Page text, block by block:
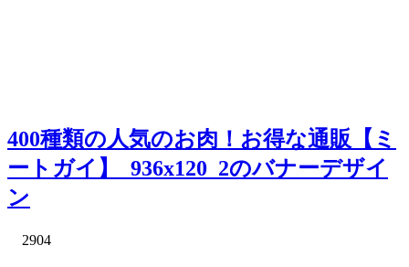
400種類の人気のお肉！お得な通販【ミ
ートガイ】_936x120_2のバナーデザイ
ン
2904